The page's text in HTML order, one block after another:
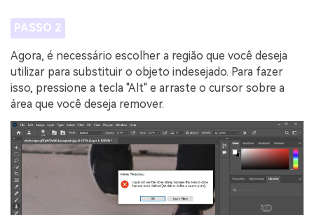
PASSO 2
Agora, é necessário escolher a região que você deseja
utilizar para substituir o objeto indesejado. Para fazer
isso, pressione a tecla "Alt" e arraste o cursor sobre a
área que você deseja remover.